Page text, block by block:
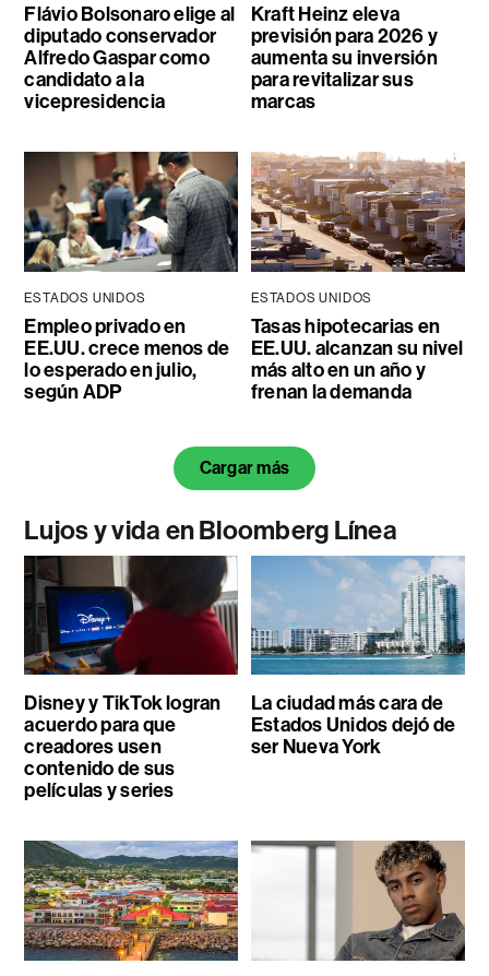
Flávio Bolsonaro elige al
diputado conservador
Alfredo Gaspar como
candidato a la
vicepresidencia
Kraft Heinz eleva
previsión para 2026 y
aumenta su inversión
para revitalizar sus
marcas
ESTADOS UNIDOS
Empleo privado en
EE.UU. crece menos de
lo esperado en julio,
según ADP
ESTADOS UNIDOS
Tasas hipotecarias en
EE.UU. alcanzan su nivel
más alto en un año y
frenan la demanda
Cargar más
Lujos y vida en Bloomberg Línea
Disney y TikTok logran
acuerdo para que
creadores usen
contenido de sus
películas y series
La ciudad más cara de
Estados Unidos dejó de
ser Nueva York